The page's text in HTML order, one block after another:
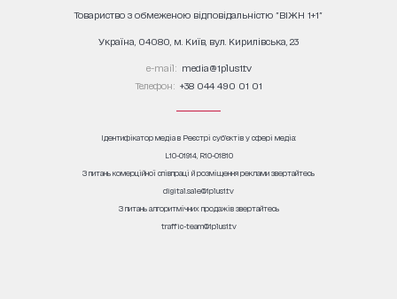
Товариство з обмеженою відповідальністю "ВІЖН 1+1"
Україна, 04080, м. Київ, вул. Кирилівська, 23
е-mail: media@1plus1.tv
Телефон: +38 044 490 01 01
Ідентифікатор медіа в Реєстрі суб’єктів у сфері медіа:
L10-01914, R10-01810
З питань комерційної співпраці й розміщення реклами звертайтесь
digital.sale@1plus1.tv
З питань алгоритмічних продажів звертайтесь
traffic-team@1plus1.tv